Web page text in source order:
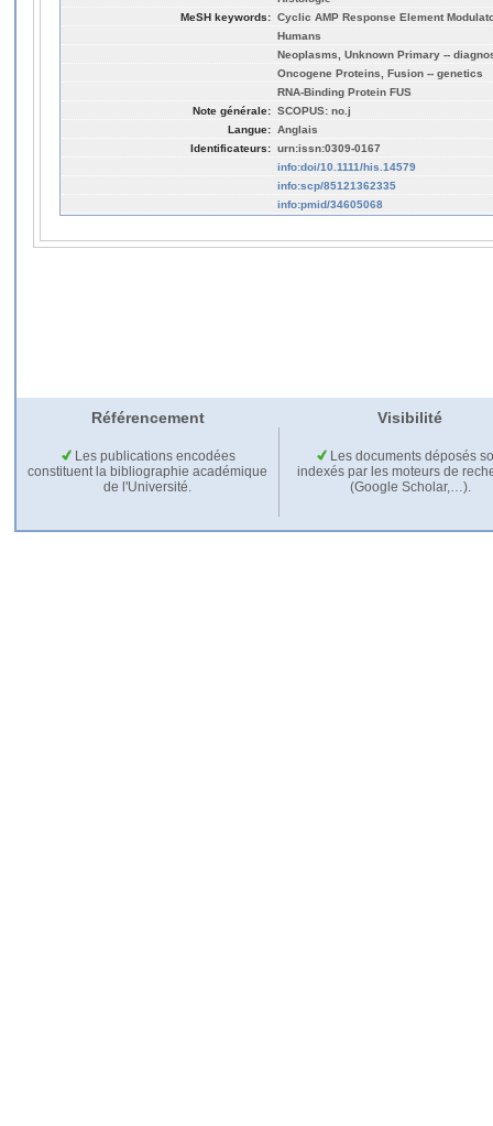
MeSH keywords: Cyclic AMP Response Element
Humans
Neoplasms, Unknown Primary --
Oncogene Proteins, Fusion -- genetics
RNA-Binding Protein FUS
Note générale: SCOPUS: no.j
Langue: Anglais
Identificateurs: urn:issn:0309-0167
info:doi/10.1111/his.14579
info:scp/85121362335
info:pmid/34605068
Référencement Visibilité
Les publications encodées
constituent la bibliographie académique
de l'Université.
Les documents déposés
indexés par les moteurs de
(Google Scholar,…).